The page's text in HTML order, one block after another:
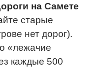
на Самете
старые
нет дорог).
«лежачие
каждые 500